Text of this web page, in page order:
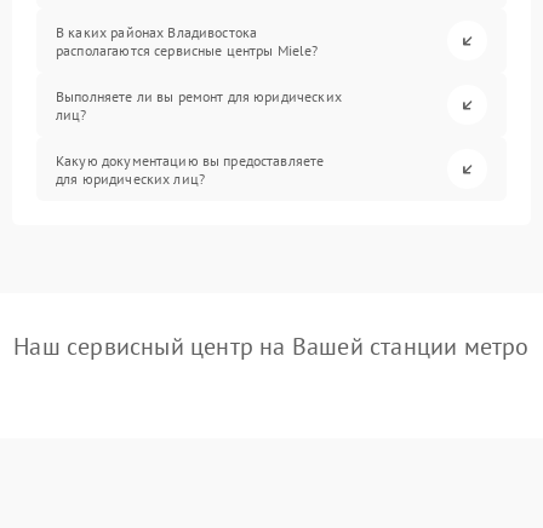
В каких районах Владивостока
располагаются сервисные центры Miele?
Выполняете ли вы ремонт для юридических
лиц?
Какую документацию вы предоставляете
для юридических лиц?
Наш сервисный центр на Вашей станции метро